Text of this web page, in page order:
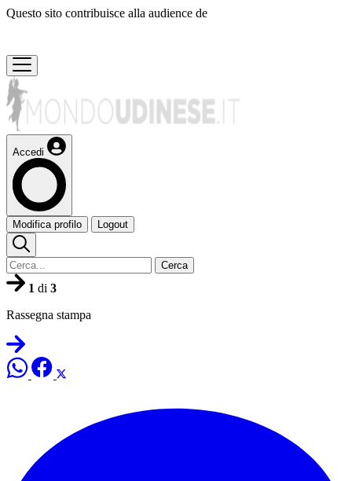
Questo sito contribuisce alla audience de
Accedi
Modifica profilo Logout
Cerca
1 di 3
Rassegna stampa